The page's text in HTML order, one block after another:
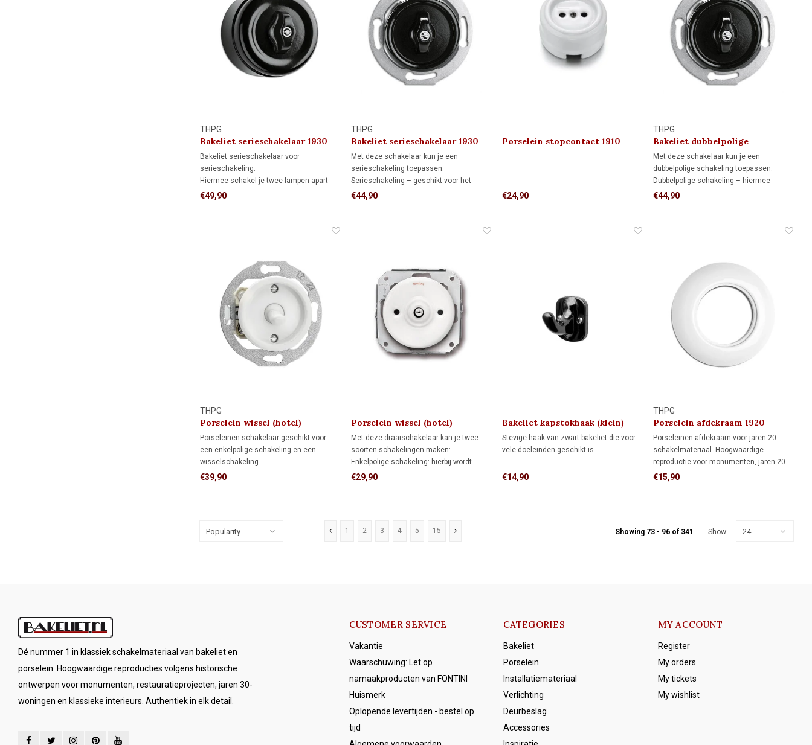
THPG
Bakeliet serieschakelaar 1930
Bakeliet serieschakelaar voor
serieschakeling:
Hiermee schakel je twee lampen apart
van elkaar aan en uit vanaf één
€49,90
THPG
Bakeliet serieschakelaar 1930
Met deze schakelaar kun je een
serieschakeling toepassen:
Serieschakeling – geschikt voor het
onafhankelijk schakelen van twee
€44,90
Porselein stopcontact 1910
€24,90
THPG
Bakeliet dubbelpolige
schakelaar 1930
Met deze schakelaar kun je een
dubbelpolige schakeling toepassen:
Dubbelpolige schakeling – hiermee
worden gelijktijdig de fase én de nul
€44,90
THPG
Porselein wissel (hotel)
schakelaar 1920
Porseleinen schakelaar geschikt voor
een enkelpolige schakeling en een
wisselschakeling.
Enkelpolige schakeling: bedient de
€39,90
Porselein wissel (hotel)
schakelaar 1910
Met deze draaischakelaar kan je twee
soorten schakelingen maken:
Enkelpolige schakeling: hierbij wordt
alleen de stroomvoerende draad
€29,90
Bakeliet kapstokhaak (klein)
1930
Stevige haak van zwart bakeliet die voor
vele doeleinden geschikt is.
€14,90
THPG
Porselein afdekraam 1920
Porseleinen afdekraam voor jaren 20-
schakelmateriaal. Hoogwaardige
reproductie voor monumenten, jaren 20-
woningen en klassieke interieurs.
€15,90
Popularity 1 2 3 4 5 15 Showing 73 - 96 of 341 Show: 24
Dé nummer 1 in klassiek schakelmateriaal van bakeliet en
porselein. Hoogwaardige reproducties volgens historische
ontwerpen voor monumenten, restauratieprojecten, jaren 30-
woningen en klassieke interieurs. Authentiek in elk detail.
CUSTOMER SERVICE
Vakantie
Waarschuwing: Let op
namaakproducten van FONTINI
Huismerk
Oplopende levertijden - bestel op
tijd
CATEGORIES
Bakeliet
Porselein
Installatiemateriaal
Verlichting
Deurbeslag
Accessories
MY ACCOUNT
Register
My orders
My tickets
My wishlist